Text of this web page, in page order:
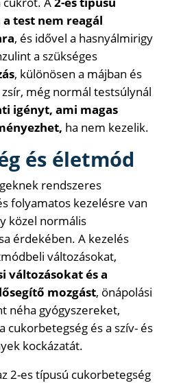
test nem reagál
, és idővel a hasnyálmirigy
a szükséges
, különösen a májban és
még normál testsúlynál
igényt, ami magas
ha nem kezelik.
és életmód
rendszeres
folyamatos kezelésre van
közel normális
érdekében. A kezelés
változásokat,
változásokat és a
mozgást, önápolási
néha gyógyszereket,
és a szív- és
kockázatát.
2-es típusú cukorbetegség